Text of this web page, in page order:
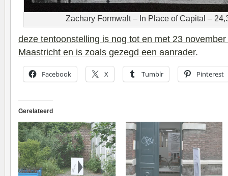
Zachary Formwalt – In Place of Capital –
deze tentoonstelling is nog tot en met 23
Maastricht en is zoals gezegd een aanrader.
Facebook X Tumblr Pinterest
Gerelateerd